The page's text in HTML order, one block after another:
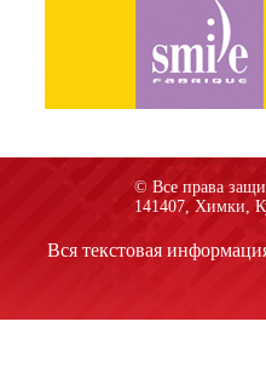
© Все права
141407, Химки,
Вся текстовая